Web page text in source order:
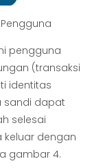
pengguna
(transaksi
identitas
sandi dapat
selesai
keluar dengan
gambar 4.